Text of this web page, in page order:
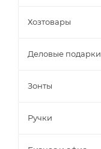
Хозтовары
Деловые подарки
Зонты
Ручки